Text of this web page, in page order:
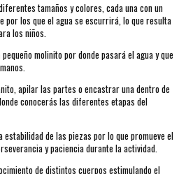
tamaños y colores, cada una con un
por los que el agua se escurrirá, lo que resulta
los niños.
molinito por donde pasará el agua y que
apilar las partes o encastrar una dentro de
conocerás las diferentes etapas del
estabilidad de las piezas por lo que promueve el
y paciencia durante la actividad.
de distintos cuerpos estimulando el